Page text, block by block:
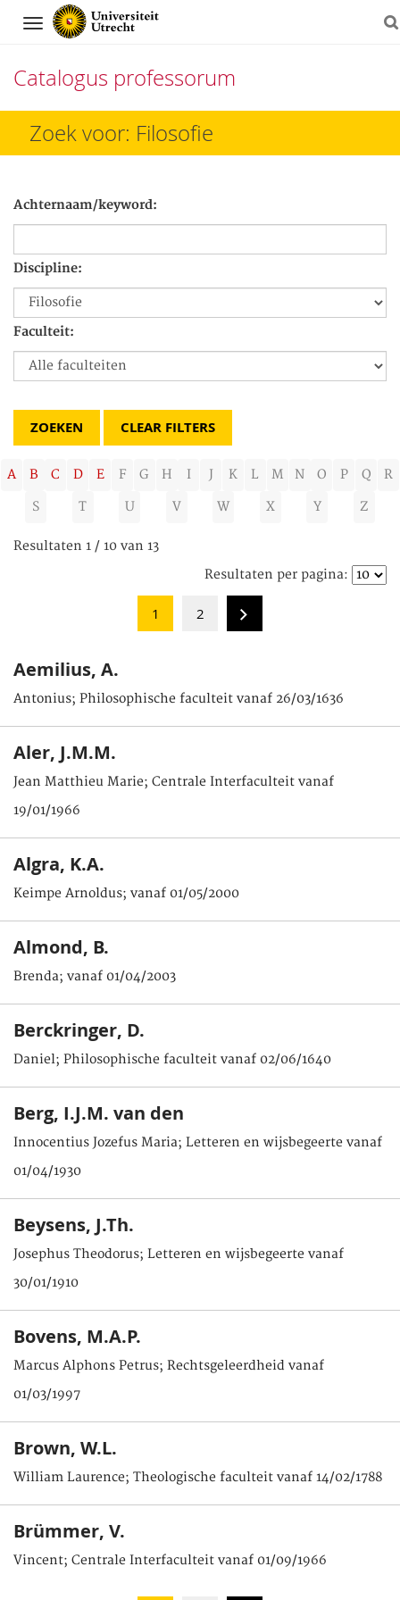
Navigation
Catalogus professorum
Direct
naar
inhoud
Zoek voor: Filosofie
Achternaam/keyword:
Discipline:
Faculteit:
CLEAR FILTERS
A B C D E F G H I J K L M N O P Q
R
S
T U V W X Y Z
Resultaten 1 / 10 van 13
Resultaten per pagina:
1 2
Aemilius, A.
Antonius; Philosophische faculteit vanaf 26/03/1636
Aler, J.M.M.
Jean Matthieu Marie; Centrale Interfaculteit vanaf
19/01/1966
Algra, K.A.
Keimpe Arnoldus; vanaf 01/05/2000
Almond, B.
Brenda; vanaf 01/04/2003
Berckringer, D.
Daniel; Philosophische faculteit vanaf 02/06/1640
Berg, I.J.M. van den
Innocentius Jozefus Maria; Letteren en wijsbegeerte vanaf
01/04/1930
Beysens, J.Th.
Josephus Theodorus; Letteren en wijsbegeerte vanaf
30/01/1910
Bovens, M.A.P.
Marcus Alphons Petrus; Rechtsgeleerdheid vanaf
01/03/1997
Brown, W.L.
William Laurence; Theologische faculteit vanaf 14/02/1788
Brümmer, V.
Vincent; Centrale Interfaculteit vanaf 01/09/1966